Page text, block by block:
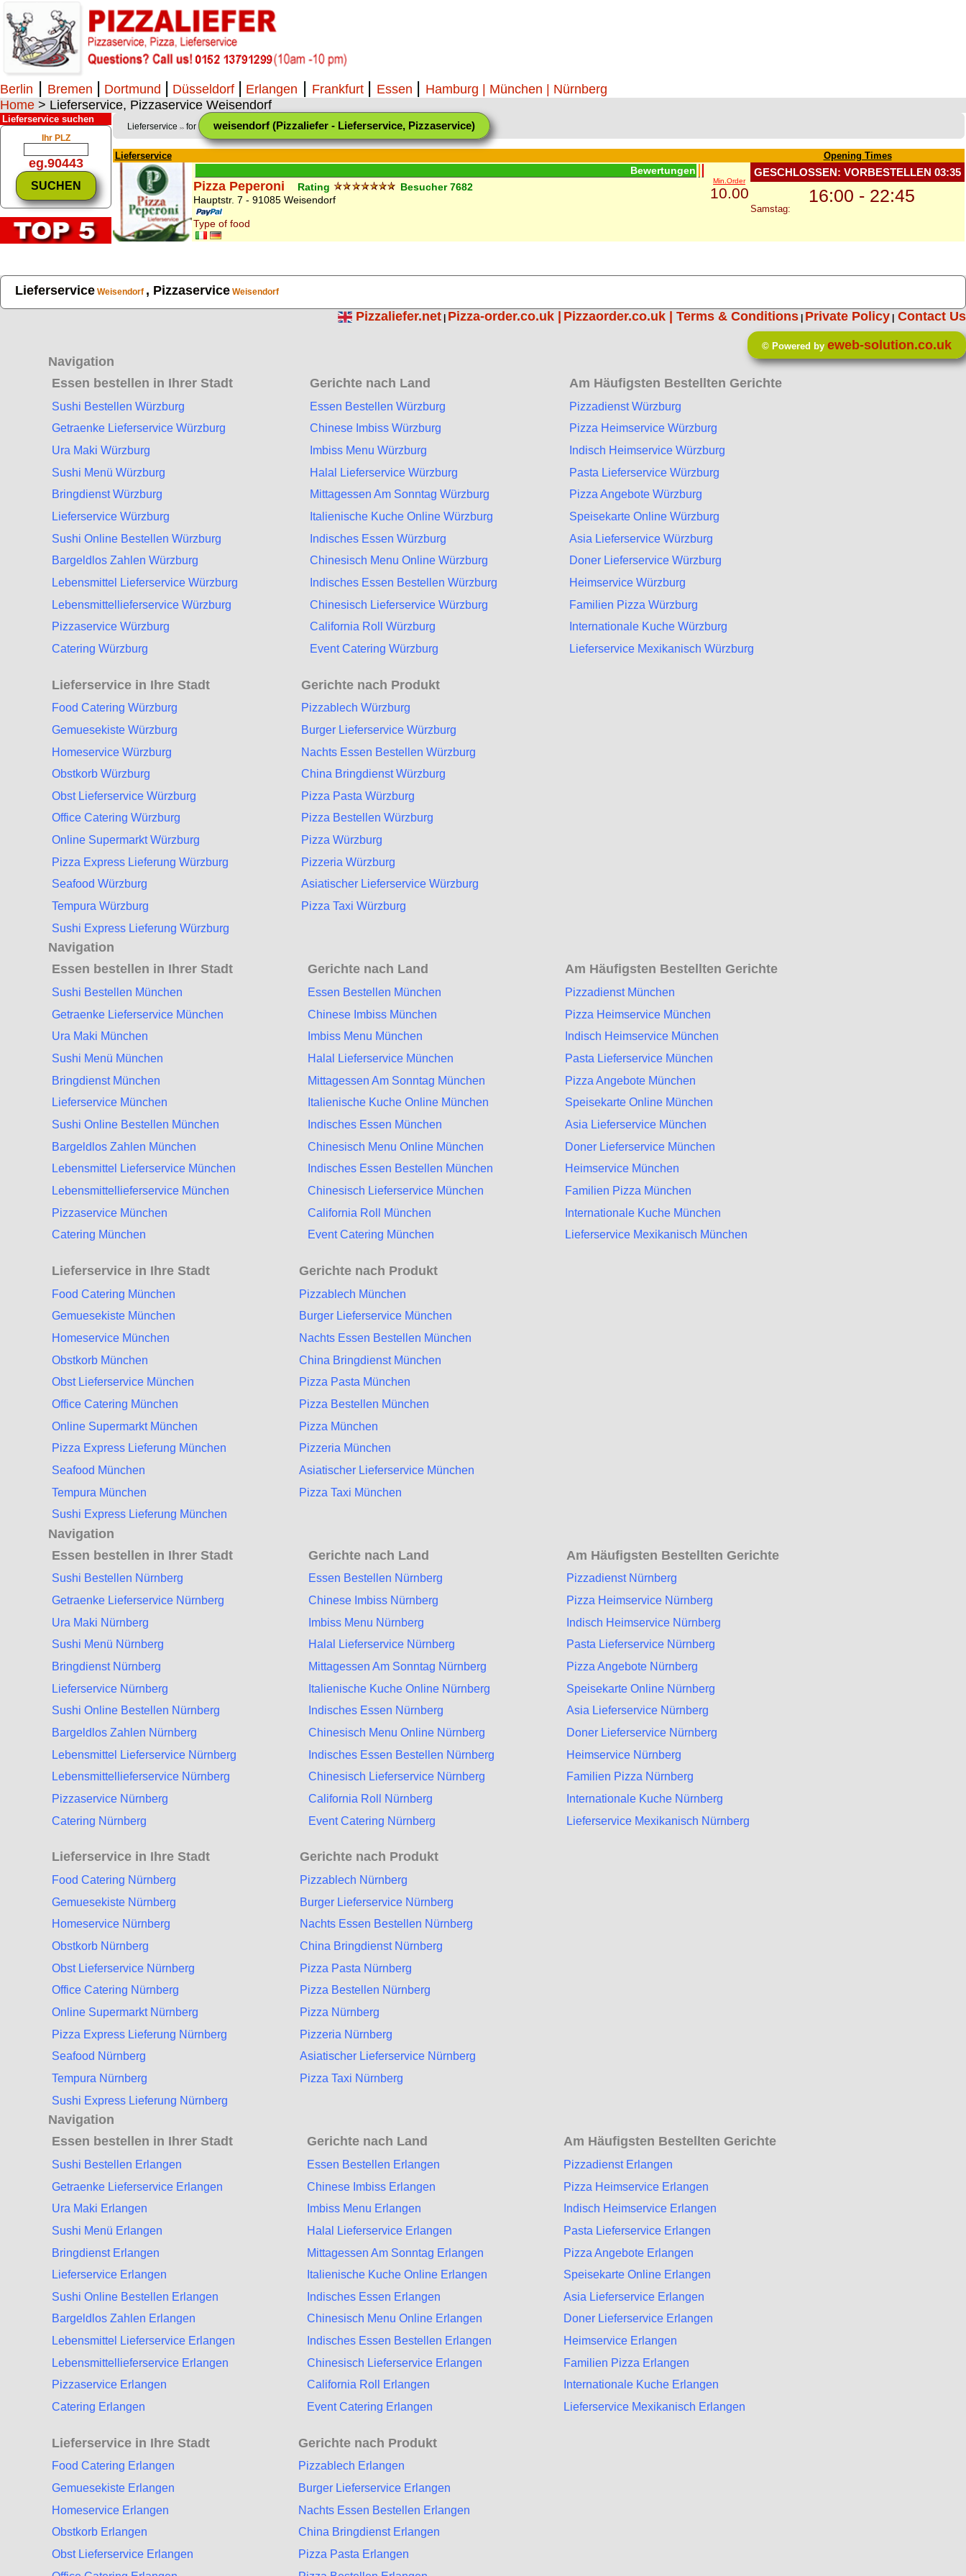
Berlin | Bremen | Dortmund | Düsseldorf | Erlangen | Frankfurt | Essen | Hamburg | München | Nürnberg
Home > Lieferservice, Pizzaservice Weisendorf
Lieferservice suchen
Ihr PLZ
eg.90443
Lieferservice >> for weisendorf (Pizzaliefer - Lieferservice, Pizzaservice)
Lieferservice Opening Times
Bewertungen
Pizza Peperoni Rating Besucher7682
Hauptstr. 7 - 91085 Weisendorf
Type of food
Min.Order
10.00
GESCHLOSSEN: VORBESTELLEN 03:35
Samstag:
16:00 - 22:45
Lieferservice Weisendorf , Pizzaservice Weisendorf
Pizzaliefer.net Pizza-order.co.uk | Pizzaorder.co.uk | Terms & Conditions Private Policy Contact Us
© Powered by eweb-solution.co.uk
Navigation
Essen bestellen in Ihrer Stadt
Sushi Bestellen Würzburg
Getraenke Lieferservice Würzburg
Ura Maki Würzburg
Sushi Menü Würzburg
Bringdienst Würzburg
Lieferservice Würzburg
Sushi Online Bestellen Würzburg
Bargeldlos Zahlen Würzburg
Lebensmittel Lieferservice Würzburg
Lebensmittellieferservice Würzburg
Pizzaservice Würzburg
Catering Würzburg
Gerichte nach Land
Essen Bestellen Würzburg
Chinese Imbiss Würzburg
Imbiss Menu Würzburg
Halal Lieferservice Würzburg
Mittagessen Am Sonntag Würzburg
Italienische Kuche Online Würzburg
Indisches Essen Würzburg
Chinesisch Menu Online Würzburg
Indisches Essen Bestellen Würzburg
Chinesisch Lieferservice Würzburg
California Roll Würzburg
Event Catering Würzburg
Am Häufigsten Bestellten Gerichte
Pizzadienst Würzburg
Pizza Heimservice Würzburg
Indisch Heimservice Würzburg
Pasta Lieferservice Würzburg
Pizza Angebote Würzburg
Speisekarte Online Würzburg
Asia Lieferservice Würzburg
Doner Lieferservice Würzburg
Heimservice Würzburg
Familien Pizza Würzburg
Internationale Kuche Würzburg
Lieferservice Mexikanisch Würzburg
Lieferservice in Ihre Stadt
Food Catering Würzburg
Gemuesekiste Würzburg
Homeservice Würzburg
Obstkorb Würzburg
Obst Lieferservice Würzburg
Office Catering Würzburg
Online Supermarkt Würzburg
Pizza Express Lieferung Würzburg
Seafood Würzburg
Tempura Würzburg
Sushi Express Lieferung Würzburg
Gerichte nach Produkt
Pizzablech Würzburg
Burger Lieferservice Würzburg
Nachts Essen Bestellen Würzburg
China Bringdienst Würzburg
Pizza Pasta Würzburg
Pizza Bestellen Würzburg
Pizza Würzburg
Pizzeria Würzburg
Asiatischer Lieferservice Würzburg
Pizza Taxi Würzburg
Navigation
Essen bestellen in Ihrer Stadt
Sushi Bestellen München
Getraenke Lieferservice München
Ura Maki München
Sushi Menü München
Bringdienst München
Lieferservice München
Sushi Online Bestellen München
Bargeldlos Zahlen München
Lebensmittel Lieferservice München
Lebensmittellieferservice München
Pizzaservice München
Catering München
Gerichte nach Land
Essen Bestellen München
Chinese Imbiss München
Imbiss Menu München
Halal Lieferservice München
Mittagessen Am Sonntag München
Italienische Kuche Online München
Indisches Essen München
Chinesisch Menu Online München
Indisches Essen Bestellen München
Chinesisch Lieferservice München
California Roll München
Event Catering München
Am Häufigsten Bestellten Gerichte
Pizzadienst München
Pizza Heimservice München
Indisch Heimservice München
Pasta Lieferservice München
Pizza Angebote München
Speisekarte Online München
Asia Lieferservice München
Doner Lieferservice München
Heimservice München
Familien Pizza München
Internationale Kuche München
Lieferservice Mexikanisch München
Lieferservice in Ihre Stadt
Food Catering München
Gemuesekiste München
Homeservice München
Obstkorb München
Obst Lieferservice München
Office Catering München
Online Supermarkt München
Pizza Express Lieferung München
Seafood München
Tempura München
Sushi Express Lieferung München
Gerichte nach Produkt
Pizzablech München
Burger Lieferservice München
Nachts Essen Bestellen München
China Bringdienst München
Pizza Pasta München
Pizza Bestellen München
Pizza München
Pizzeria München
Asiatischer Lieferservice München
Pizza Taxi München
Navigation
Essen bestellen in Ihrer Stadt
Sushi Bestellen Nürnberg
Getraenke Lieferservice Nürnberg
Ura Maki Nürnberg
Sushi Menü Nürnberg
Bringdienst Nürnberg
Lieferservice Nürnberg
Sushi Online Bestellen Nürnberg
Bargeldlos Zahlen Nürnberg
Lebensmittel Lieferservice Nürnberg
Lebensmittellieferservice Nürnberg
Pizzaservice Nürnberg
Catering Nürnberg
Gerichte nach Land
Essen Bestellen Nürnberg
Chinese Imbiss Nürnberg
Imbiss Menu Nürnberg
Halal Lieferservice Nürnberg
Mittagessen Am Sonntag Nürnberg
Italienische Kuche Online Nürnberg
Indisches Essen Nürnberg
Chinesisch Menu Online Nürnberg
Indisches Essen Bestellen Nürnberg
Chinesisch Lieferservice Nürnberg
California Roll Nürnberg
Event Catering Nürnberg
Am Häufigsten Bestellten Gerichte
Pizzadienst Nürnberg
Pizza Heimservice Nürnberg
Indisch Heimservice Nürnberg
Pasta Lieferservice Nürnberg
Pizza Angebote Nürnberg
Speisekarte Online Nürnberg
Asia Lieferservice Nürnberg
Doner Lieferservice Nürnberg
Heimservice Nürnberg
Familien Pizza Nürnberg
Internationale Kuche Nürnberg
Lieferservice Mexikanisch Nürnberg
Lieferservice in Ihre Stadt
Food Catering Nürnberg
Gemuesekiste Nürnberg
Homeservice Nürnberg
Obstkorb Nürnberg
Obst Lieferservice Nürnberg
Office Catering Nürnberg
Online Supermarkt Nürnberg
Pizza Express Lieferung Nürnberg
Seafood Nürnberg
Tempura Nürnberg
Sushi Express Lieferung Nürnberg
Gerichte nach Produkt
Pizzablech Nürnberg
Burger Lieferservice Nürnberg
Nachts Essen Bestellen Nürnberg
China Bringdienst Nürnberg
Pizza Pasta Nürnberg
Pizza Bestellen Nürnberg
Pizza Nürnberg
Pizzeria Nürnberg
Asiatischer Lieferservice Nürnberg
Pizza Taxi Nürnberg
Navigation
Essen bestellen in Ihrer Stadt
Sushi Bestellen Erlangen
Getraenke Lieferservice Erlangen
Ura Maki Erlangen
Sushi Menü Erlangen
Bringdienst Erlangen
Lieferservice Erlangen
Sushi Online Bestellen Erlangen
Bargeldlos Zahlen Erlangen
Lebensmittel Lieferservice Erlangen
Lebensmittellieferservice Erlangen
Pizzaservice Erlangen
Catering Erlangen
Gerichte nach Land
Essen Bestellen Erlangen
Chinese Imbiss Erlangen
Imbiss Menu Erlangen
Halal Lieferservice Erlangen
Mittagessen Am Sonntag Erlangen
Italienische Kuche Online Erlangen
Indisches Essen Erlangen
Chinesisch Menu Online Erlangen
Indisches Essen Bestellen Erlangen
Chinesisch Lieferservice Erlangen
California Roll Erlangen
Event Catering Erlangen
Am Häufigsten Bestellten Gerichte
Pizzadienst Erlangen
Pizza Heimservice Erlangen
Indisch Heimservice Erlangen
Pasta Lieferservice Erlangen
Pizza Angebote Erlangen
Speisekarte Online Erlangen
Asia Lieferservice Erlangen
Doner Lieferservice Erlangen
Heimservice Erlangen
Familien Pizza Erlangen
Internationale Kuche Erlangen
Lieferservice Mexikanisch Erlangen
Lieferservice in Ihre Stadt
Food Catering Erlangen
Gemuesekiste Erlangen
Homeservice Erlangen
Obstkorb Erlangen
Obst Lieferservice Erlangen
Gerichte nach Produkt
Pizzablech Erlangen
Burger Lieferservice Erlangen
Nachts Essen Bestellen Erlangen
China Bringdienst Erlangen
Pizza Pasta Erlangen